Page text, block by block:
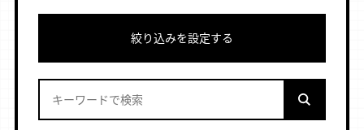
絞り込みを設定する